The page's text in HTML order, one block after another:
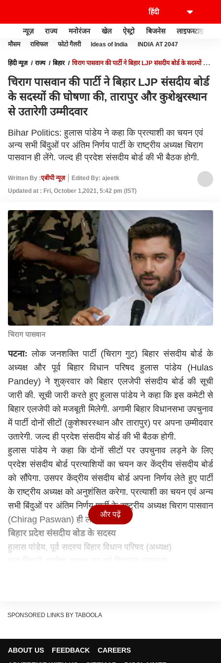
न्यूज़ राज्य मनोरंजन खेल ऐस्ट्रो बिजनेस लाइफस्टाइल
मौसम राशिफल फोटो गैलरी Ideas of India INDIA AT 2047
हिंदी न्यूज़ राज्य बिहार
चिराग पासवान की पार्टी ने बिहार LJP संसदीय बोर्ड के सदस्यों की
चिराग पासवान की पार्टी ने बिहार LJP संसदीय बोर्ड
के सदस्यों की घोषणा की, तारापुर और कुशेश्वरस्थान
से उतारेगी उम्मीदवार
Bihar Politics: हुलास पांडेय ने कहा कि प्रत्याशी का चयन एवं
अन्य सभी बिंदुओं पर अंतिम निर्णय पार्टी के राष्ट्रीय अध्यक्ष चिराग
पासवान ही लेंगे. जल्द ही प्रदेश संसदीय बोर्ड की भी बैठक होगी.
Written By :एबीपी न्यूज़
Edited By: ajeetk
Updated at : Fri, October 1,2021, 5:42 pm (IST)
चिराग पासवान
पटनाःलोक जनशक्ति पार्टी (चिराग गुट) बिहार संसदीय बोर्ड के
अध्यक्ष और पूर्व बिहार विधान परिषद हुलास पांडेय (Hulas
Pandey) ने शुक्रवार को बिहार एलजेपी संसदीय बोर्ड की सूची
जारी की. सूची जारी करते हुए हुलास पांडेय ने कहा कि इस कमेटी से
बिहार एलजेपी को मजबूती मिलेगी. अगामी बिहार विधानसभा उपचुनाव
में पार्टी दोनों सीटों (कुशेश्वरस्थान और तारापुर) पर अपना उम्मीदवार
उतारेगी. जल्द ही प्रदेश संसदीय बोर्ड की भी बैठक होगी.
हुलास पांडेय ने कहा कि दोनों सीटों पर उपचुनाव लड़ने के लिए
प्रदेश संसदीय बोर्ड प्रत्याशियों का चयन कर केंद्रीय संसदीय बोर्ड
को सौंपेगा. उसपर केंद्रीय संसदीय बोर्ड अपना निर्णय लेते हुए पार्टी
के राष्ट्रीय अध्यक्ष को अनुशंसित करेगा. प्रत्याशी का चयन एवं अन्य
सभी बिंदुओं पर अंतिम निर्णय पार्टी के राष्ट्रीय अध्यक्ष चिराग पासवान
(Chirag Paswan) ही लेंगे.
बिहार प्रदेश संसदीय बोड के सदस्य
हुलास पांडेय, पूर्व सदस्य बिहार विधान परिषद (अध्यक्ष)
राम विनोद पासवान, पूर्व विधायक (सदस्य)
और पढ़ें
SPONSORED LINKS BY TABOOLA
ABOUT US FEEDBACK
CAREERS